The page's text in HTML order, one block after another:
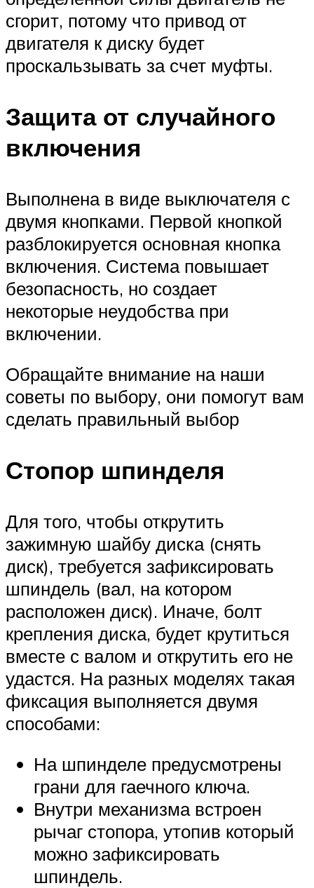
сгорит, потому что привод от
двигателя к диску будет
проскальзывать за счет муфты.
Защита от случайного
включения
Выполнена в виде выключателя с
двумя кнопками. Первой кнопкой
разблокируется основная кнопка
включения. Система повышает
безопасность, но создает
некоторые неудобства при
включении.
Обращайте внимание на наши
советы по выбору, они помогут вам
сделать правильный выбор
Стопор шпинделя
Для того, чтобы открутить
зажимную шайбу диска (снять
диск), требуется зафиксировать
шпиндель (вал, на котором
расположен диск). Иначе, болт
крепления диска, будет крутиться
вместе с валом и открутить его не
удастся. На разных моделях такая
фиксация выполняется двумя
способами:
На шпинделе предусмотрены
грани для гаечного ключа.
Внутри механизма встроен
рычаг стопора, утопив который
можно зафиксировать
шпиндель.